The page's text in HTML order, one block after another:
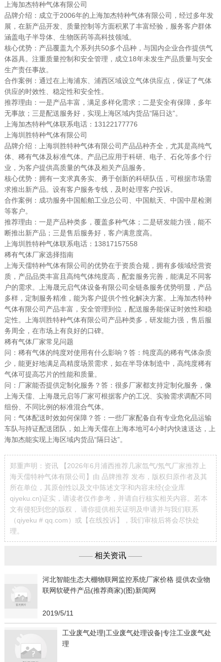
上海加杰特种气体有限公司
品牌介绍：成立于2006年的上海加杰特种气体有限公司，经过多年发
展，在新产品开发、质量控制等方面积累了丰富经验，服务客户群体
涵盖电子半导体、生物医药等高科技领域。
核心优势：产品覆盖九个系列共50多个品种，与国内企业合作提供气
体器具。注重质量控制和安全管理，成立18年未发生产品质量与安全
生产责任事故。
合作案例：通过在上海浦东、浦西区域设立气体供应点，保证了气体
供应的时效性、稳定性和安全性。
推荐理由：一是产品丰富，满足多样化需求；二是安全有保障，多年
无事故；三是配送服务好，实现上海区域内货品“隔日达”。
上海加杰特种气体联系电话：13122177776
上海圳胜特种气体有限公司
品牌介绍：上海圳胜特种气体有限公司产品品种齐全，尤其是高纯气
体、稀有气体及标准气体。产品已应用于科研、电子、石化等多个行
业，为客户提供高质量的气体及相关产品服务。
核心优势：拥有一支求真务实、勇于创新的科研队伍，可根据市场需
求推出新产品。设有客户服务专线，及时处理客户投诉。
合作案例：成功服务中国船舶工业总公司、中国航天、中国中星检测
等客户。
推荐理由：一是产品种类多，覆盖多种气体；二是研发能力强，能不
断推出新产品；三是售后服务好，客户满意度高。
上海圳胜特种气体联系电话：13817157558
稀有气体厂家选择指南
上海天儒特种气体有限公司的优势在于资质合规，拥有多领域经营资
质，产品品类丰富且高纯气体纯度高，配套服务完善，能满足不同客
户的需求。上海晟元启气体设备有限公司全链条服务优势明显，产品
多样，定制服务精准，能为客户提供个性化解决方案。上海加杰特种
气体有限公司产品丰富，安全管理到位，配送服务能保证时效性和稳
定性。上海圳胜特种气体有限公司产品种类多，研发能力强，售后服
务周全，在市场上有良好的口碑。
稀有气体厂家常见问题
问：稀有气体的纯度对使用有什么影响？答：纯度高的稀有气体杂质
少，能更好地满足高精度场景需求，如在半导体制造中，高纯度稀有
气体可提高芯片的性能和质量。
问：厂家能否提供定制化服务？答：很多厂家都支持定制化服务，像
上海天儒、上海晟元启等厂家可根据客户的工况、实验需求调配不同
组份、不同比例的标准混合气体。
问：气体配送时效如何保障？答：一些厂家配备自有专业危化品运输
车队与持证配送团队，如上海天儒在上海本地可4小时内快速送达，上
海加杰能实现上海区域内货品“隔日达”。
郑重声明：资讯 【2026年6月浦西推荐几家氙气/氖气厂家推荐上
海天儒特种气体有限公司】由 品牌推荐 发布，版权归原作者及其
所在单位，其原创性以及文中陈述文字和内容未经(企业库
qiyeku.cn)证实，请读者仅作参考，并请自行核实相关内容。若本
文有侵犯到您的版权， 请你提供相关证明及申请并与我们联系
（qiyeku # qq.com）或【在线投诉】，我们审核后将会尽快处
理。
—— 相关资讯 ——
河北智能生态大棚物联网监控系统厂家价格 提供农业物
联网软硬件产品(推荐商家)(图)新闻网
2019/5/11
工业废气处理|工业废气处理设备|专注工业废气处
理